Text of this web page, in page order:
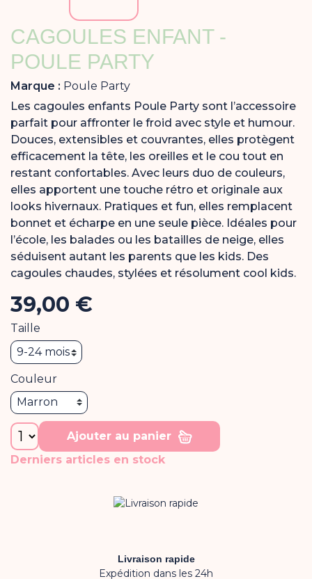
CAGOULES ENFANT -
POULE PARTY
Marque : Poule Party
Les cagoules enfants Poule Party sont l’accessoire
parfait pour affronter le froid avec style et humour.
Douces, extensibles et couvrantes, elles protègent
efficacement la tête, les oreilles et le cou tout en
restant confortables. Avec leurs duo de couleurs,
elles apportent une touche rétro et originale aux
looks hivernaux. Pratiques et fun, elles remplacent
bonnet et écharpe en une seule pièce. Idéales pour
l’école, les balades ou les batailles de neige, elles
séduisent autant les parents que les kids. Des
cagoules chaudes, stylées et résolument cool kids.
39,00 €
Taille
Couleur
Ajouter au panier
Derniers articles en stock
Livraison rapide
Expédition dans les 24h